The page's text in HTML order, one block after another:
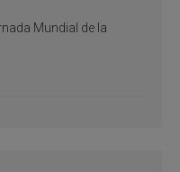
Mundial de la